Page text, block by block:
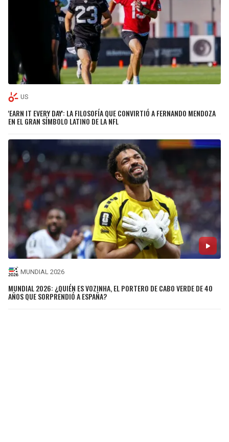
US
'EARN IT EVERY DAY': LA FILOSOFÍA QUE CONVIRTIÓ A FERNANDO MENDOZA
EN EL GRAN SÍMBOLO LATINO DE LA NFL
MUNDIAL 2026
MUNDIAL 2026: ¿QUIÉN ES VOZINHA, EL PORTERO DE CABO VERDE DE 40
AÑOS QUE SORPRENDIÓ A ESPAÑA?